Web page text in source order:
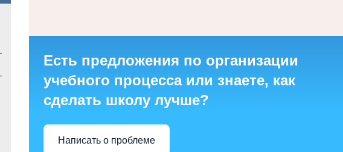
Есть предложения по организации
учебного процесса или знаете, как
сделать школу лучше?
Написать о проблеме